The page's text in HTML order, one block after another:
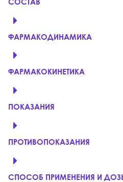
ФАРМАКОДИНАМИКА
ФАРМАКОКИНЕТИКА
ПОКАЗАНИЯ
ПРОТИВОПОКАЗАНИЯ
СПОСОБ ПРИМЕНЕНИЯ И